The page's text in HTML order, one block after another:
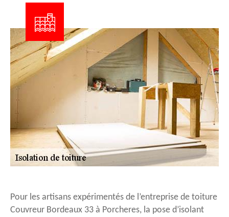
Pour les artisans expérimentés de l’entreprise de toiture
Couvreur Bordeaux 33 à Porcheres, la pose d’isolant